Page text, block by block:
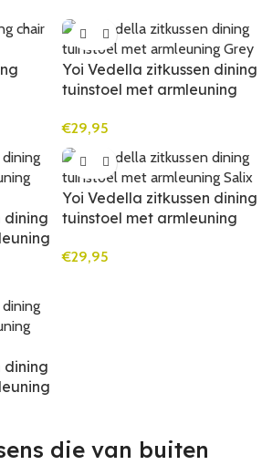
Yoi Vedella zitkussen dining
tuinstoel met armleuning
€29,95
dining
Yoi Vedella zitkussen dining
tuinstoel met armleuning
€29,95
dining
die van buiten